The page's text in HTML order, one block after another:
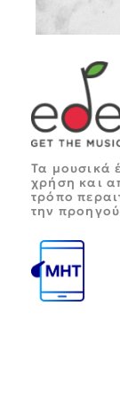
Τα μουσικά
χρήση και
τρόπο
την